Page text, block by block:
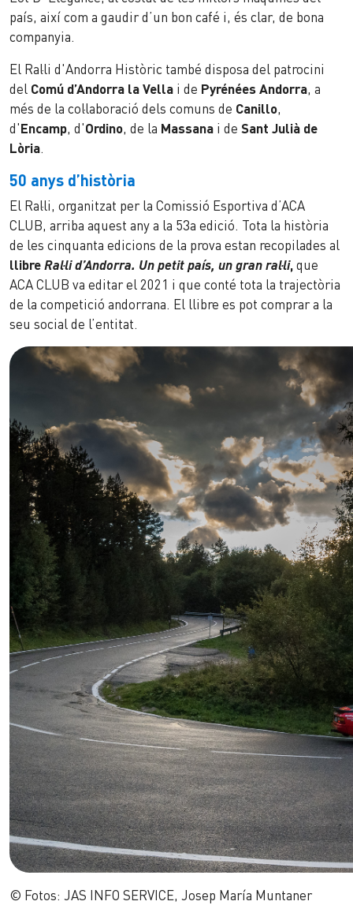
país, així com a gaudir d’un bon café i, és clar, de bona
companyia.
El Ral·li d'Andorra Històric també disposa del patrocini
del Comú d’Andorra la Vella i de Pyrénées Andorra, a
més de la col·laboració dels comuns de Canillo,
d'Encamp, d'Ordino, de la Massana i de Sant Julià de
Lòria.
50 anys d’història
El Ral·li, organitzat per la Comissió Esportiva d’ACA
CLUB, arriba aquest any a la 53a edició. Tota la història
de les cinquanta edicions de la prova estan recopilades al
llibre Ral·li d’Andorra. Un petit país, un gran ral·li,que
ACA CLUB va editar el 2021 i que conté tota la trajectòria
de la competició andorrana. El llibre es pot comprar a la
seu social de l’entitat.
© Fotos: JAS INFO SERVICE, Josep María Muntaner